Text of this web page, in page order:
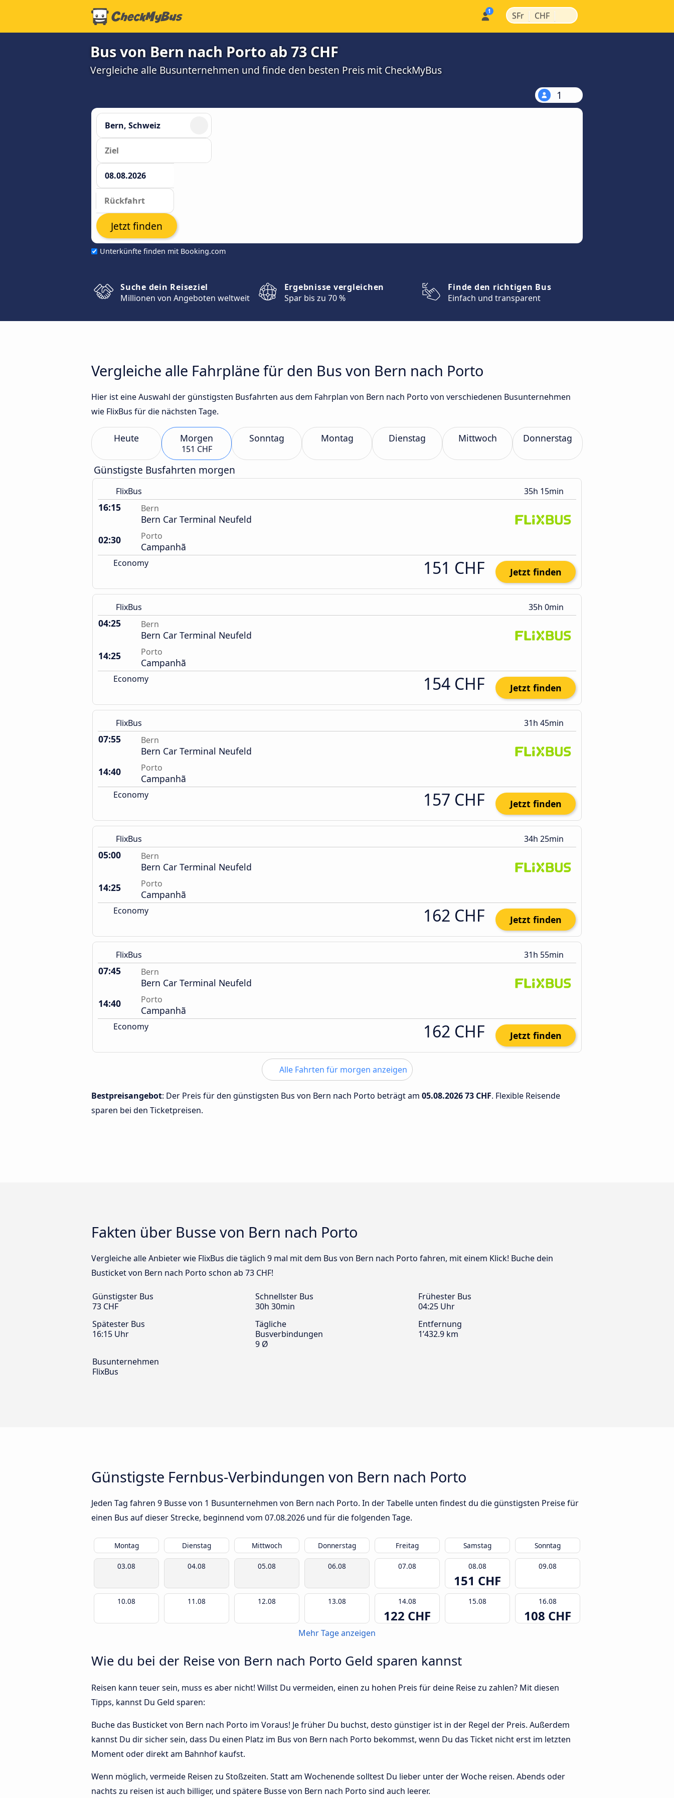
SFr | CHF |
Bus von Bern nach Porto ab 73 CHF
Vergleiche alle Busunternehmen und finde den besten Preis mit CheckMyBus
1
Unterkünfte finden mit Booking.com
Jetzt finden
Suche dein Reiseziel
Millionen von Angeboten weltweit
Ergebnisse vergleichen
Spar bis zu 70 %
Finde den richtigen Bus
Einfach und transparent
Vergleiche alle Fahrpläne für den Bus von Bern nach Porto
Hier ist eine Auswahl der günstigsten Busfahrten aus dem Fahrplan von Bern nach Porto von verschiedenen Busunternehmen
wie FlixBus für die nächsten Tage.
Heute Morgen
151 CHF
Sonntag Montag Dienstag Mittwoch Donnerstag
Günstigste Busfahrten morgen
FlixBus 35h 15min
16:15 Bern
Bern Car Terminal Neufeld
02:30
Porto
Campanhã
Economy 151 CHF Jetzt finden
FlixBus 35h 0min
04:25 Bern
Bern Car Terminal Neufeld
14:25
Porto
Campanhã
Economy 154 CHF Jetzt finden
FlixBus 31h 45min
07:55 Bern
Bern Car Terminal Neufeld
14:40
Porto
Campanhã
Economy 157 CHF Jetzt finden
FlixBus 34h 25min
05:00 Bern
Bern Car Terminal Neufeld
14:25
Porto
Campanhã
Economy 162 CHF Jetzt finden
FlixBus 31h 55min
07:45 Bern
Bern Car Terminal Neufeld
14:40
Porto
Campanhã
Economy 162 CHF Jetzt finden
Alle Fahrten für morgen anzeigen
Bestpreisangebot: Der Preis für den günstigsten Bus von Bern nach Porto beträgt am 05.08.202673 CHF. Flexible Reisende
sparen bei den Ticketpreisen.
Fakten über Busse von Bern nach Porto
Vergleiche alle Anbieter wie FlixBus die täglich 9 mal mit dem Bus von Bern nach Porto fahren, mit einem Klick! Buche dein
Busticket von Bern nach Porto schon ab 73 CHF!
Günstigster Bus
73 CHF
Schnellster Bus
30h 30min
Frühester Bus
04:25 Uhr
Spätester Bus
16:15 Uhr
Tägliche
Busverbindungen
9 Ø
Entfernung
1’432.9 km
Busunternehmen
FlixBus
Günstigste Fernbus-Verbindungen von Bern nach Porto
Jeden Tag fahren 9 Busse von 1 Busunternehmen von Bern nach Porto. In der Tabelle unten findest du die günstigsten Preise für
einen Bus auf dieser Strecke, beginnend vom 07.08.2026 und für die folgenden Tage.
Montag Dienstag Mittwoch Donnerstag Freitag Samstag Sonntag
03.08 04.08 05.08 06.08 07.08 08.08
151 CHF
09.08
10.08 11.08 12.08 13.08 14.08
122 CHF
15.08 16.08
108 CHF
Mehr Tage anzeigen
Wie du bei der Reise von Bern nach Porto Geld sparen kannst
Reisen kann teuer sein, muss es aber nicht! Willst Du vermeiden, einen zu hohen Preis für deine Reise zu zahlen? Mit diesen
Tipps, kannst Du Geld sparen:
Buche das Busticket von Bern nach Porto im Voraus! Je früher Du buchst, desto günstiger ist in der Regel der Preis. Außerdem
kannst Du dir sicher sein, dass Du einen Platz im Bus von Bern nach Porto bekommst, wenn Du das Ticket nicht erst im letzten
Moment oder direkt am Bahnhof kaufst.
Wenn möglich, vermeide Reisen zu Stoßzeiten. Statt am Wochenende solltest Du lieber unter der Woche reisen. Abends oder
nachts zu reisen ist auch billiger, und spätere Busse von Bern nach Porto sind auch leerer.